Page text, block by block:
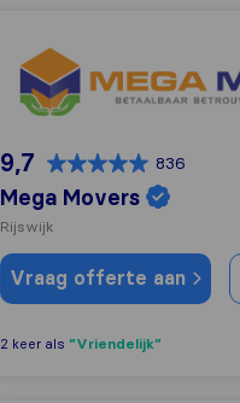
Mega Movers
9,7 836
Mega Movers
Rijswijk
Vraag offerte aan
2 keer als "Vriendelijk"